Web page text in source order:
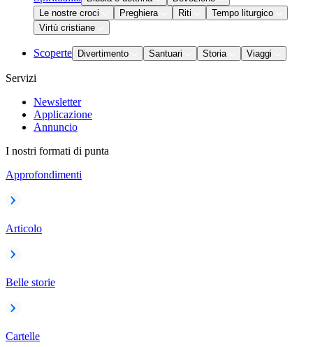
Le nostre croci
Preghiera Riti
Tempo liturgico
Virtù cristiane
Scoperte Divertimento Santuari Storia Viaggi
Servizi
Newsletter
Applicazione
Annuncio
I nostri formati di punta
Approfondimenti
Articolo
Belle storie
Cartelle